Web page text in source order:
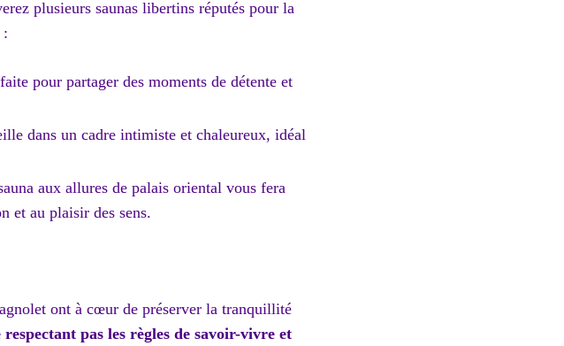
plusieurs saunas libertins réputés pour la
:
pour partager des moments de détente et
dans un cadre intimiste et chaleureux, idéal
aux allures de palais oriental vous fera
et au plaisir des sens.
ont à cœur de préserver la tranquillité
pas les règles de savoir-vivre et